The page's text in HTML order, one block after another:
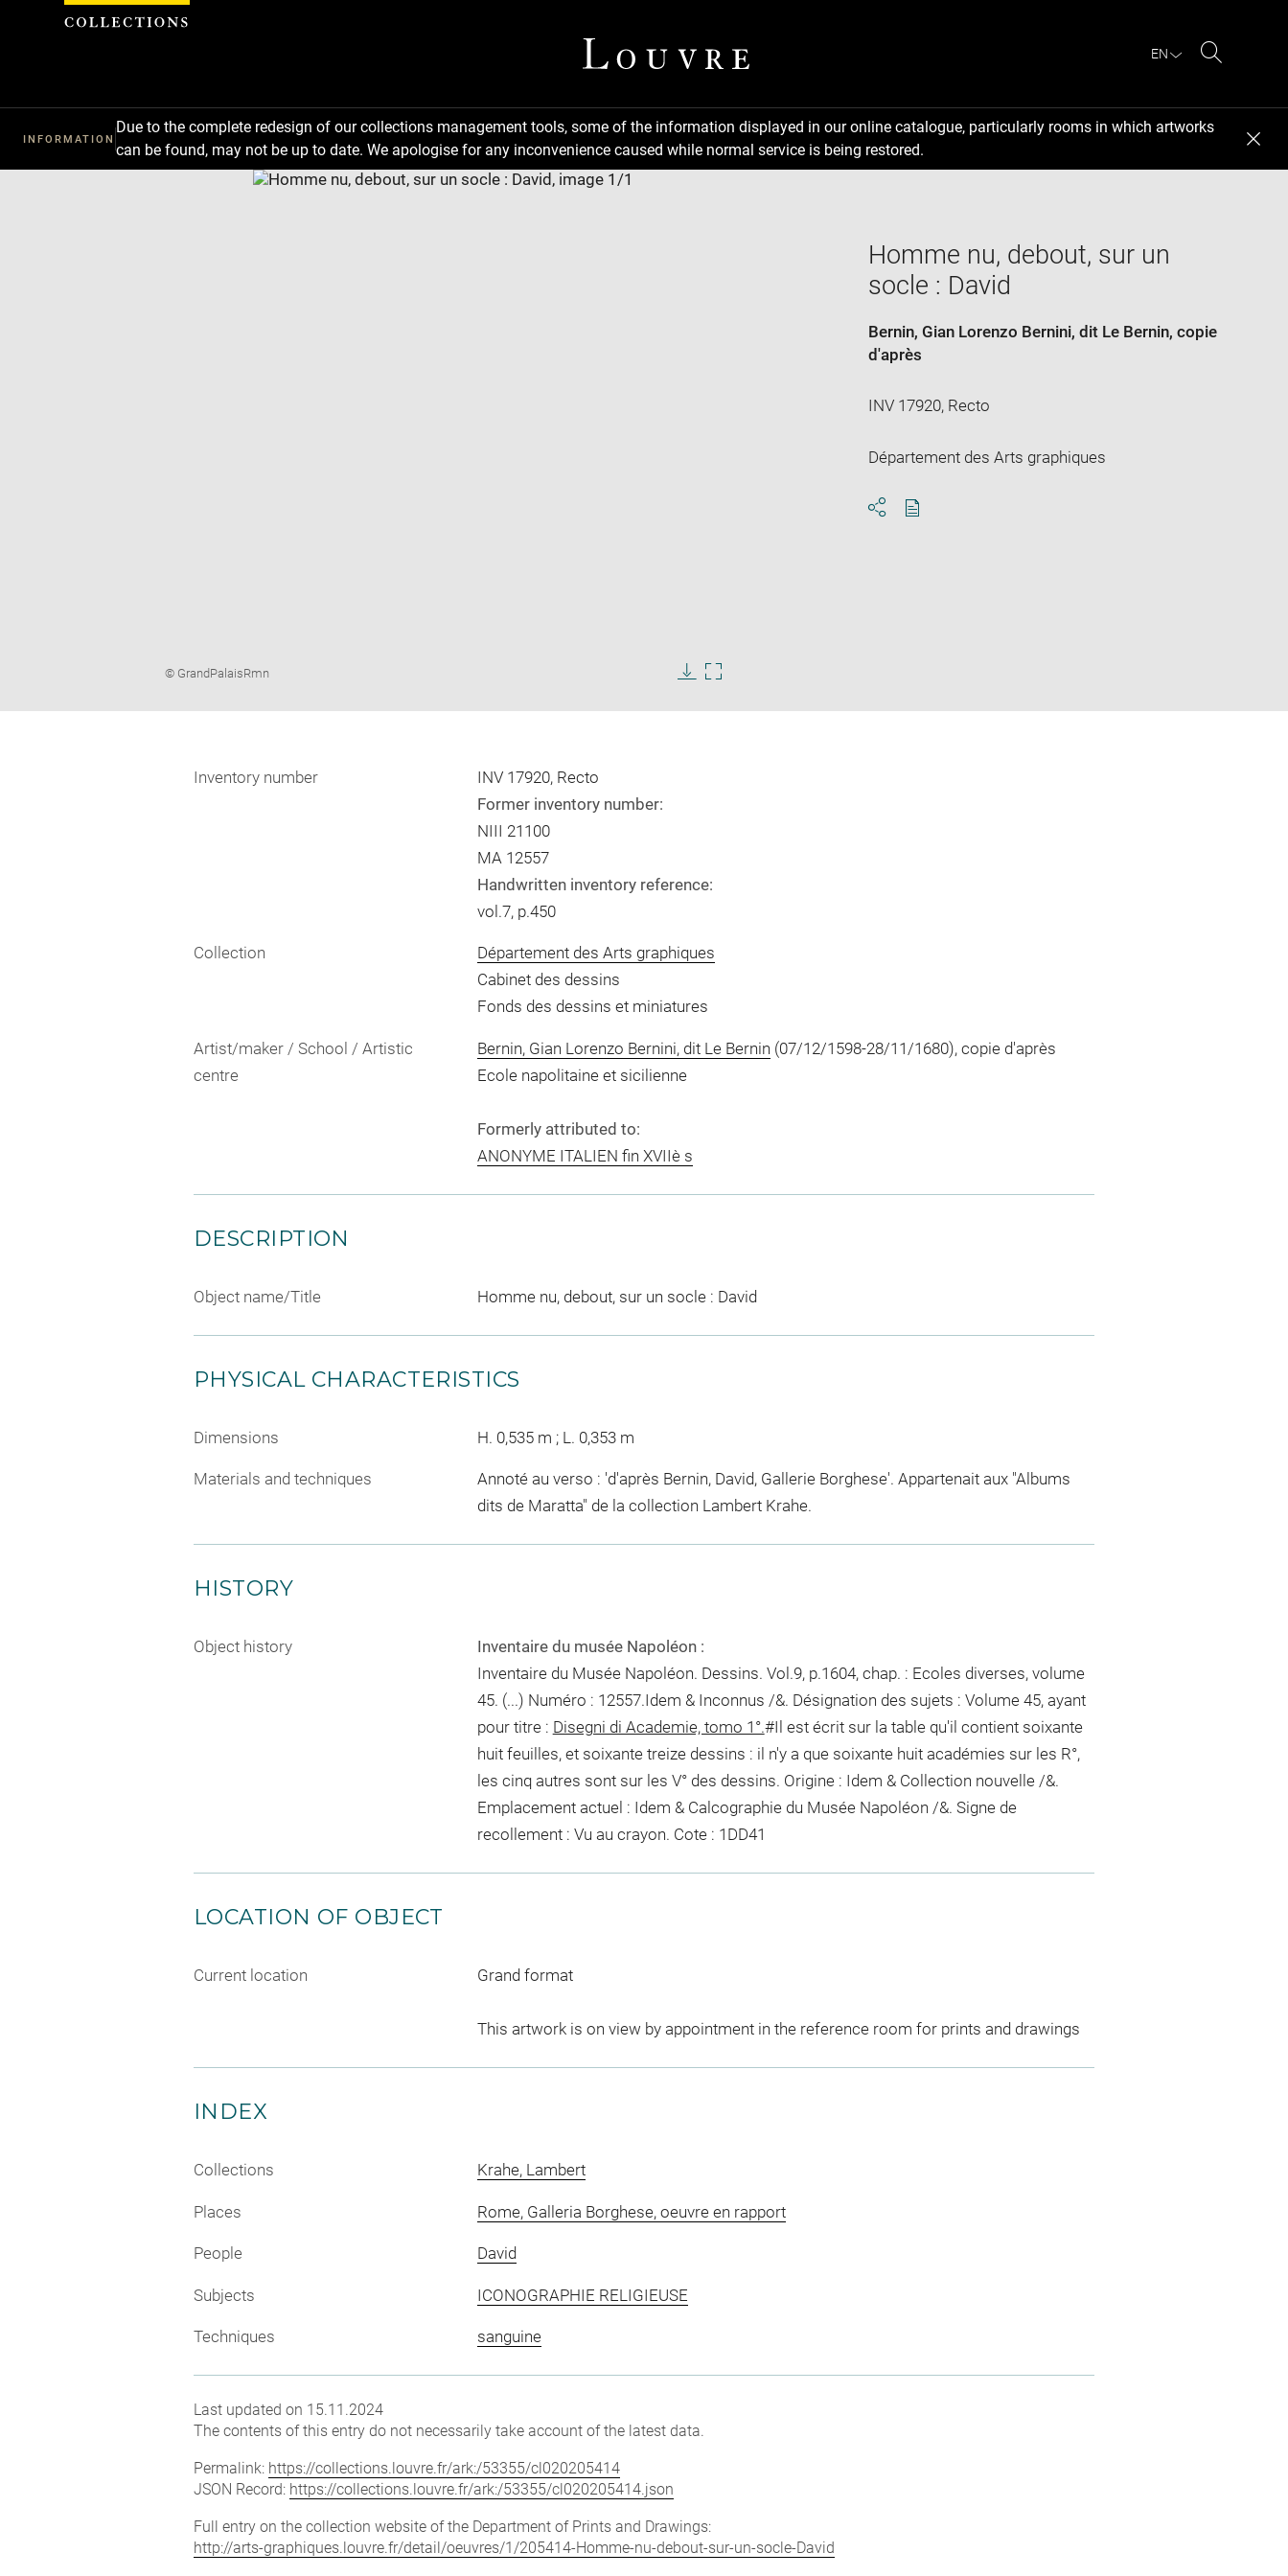
EN
INFORMATION
Due to the complete redesign of our collections management tools, some of the information displayed in our online catalogue, particularly rooms in which artworks
can be found, may not be up to date. We apologise for any inconvenience caused while normal service is being restored.
new
Image
© GrandPalaisRmn
imageimage
Homme nu, debout, sur un
socle : David
Bernin, Gian Lorenzo Bernini, dit Le Bernin, copie
d'après
INV 17920, Recto
Département des Arts graphiques
Inventory number
INV 17920, Recto
Former inventory number:
NIII 21100
MA 12557
Handwritten inventory reference:
vol.7, p.450
Collection
Département des Arts graphiques
Cabinet des dessins
Fonds des dessins et miniatures
Artist/maker / School / Artistic
centre
Bernin, Gian Lorenzo Bernini, dit Le Bernin (07/12/1598-28/11/1680), copie d'après
Ecole napolitaine et sicilienne
Formerly attributed to:
ANONYME ITALIEN fin XVIIè s
DESCRIPTION
Object name/Title Homme nu, debout, sur un socle : David
PHYSICAL CHARACTERISTICS
Dimensions H. 0,535 m ; L. 0,353 m
Materials and techniques
Annoté au verso : 'd'après Bernin, David, Gallerie Borghese'. Appartenait aux "Albums
dits de Maratta" de la collection Lambert Krahe.
HISTORY
Object history
Inventaire du musée Napoléon :
Inventaire du Musée Napoléon. Dessins. Vol.9, p.1604, chap. : Ecoles diverses, volume
45. (...) Numéro : 12557.Idem & Inconnus /&. Désignation des sujets : Volume 45, ayant
pour titre : Disegni di Academie, tomo 1°.#Il est écrit sur la table qu'il contient soixante
huit feuilles, et soixante treize dessins : il n'y a que soixante huit académies sur les R°,
les cinq autres sont sur les V° des dessins. Origine : Idem & Collection nouvelle /&.
Emplacement actuel : Idem & Calcographie du Musée Napoléon /&. Signe de
recollement : Vu au crayon. Cote : 1DD41
LOCATION OF OBJECT
Current location Grand format
This artwork is on view by appointment in the reference room for prints and drawings
INDEX
Collections Krahe, Lambert
Places Rome, Galleria Borghese, oeuvre en rapport
People David
Subjects ICONOGRAPHIE RELIGIEUSE
Techniques sanguine
Last updated on 15.11.2024
The contents of this entry do not necessarily take account of the latest data.
Permalink: https://collections.louvre.fr/ark:/53355/cl020205414
JSON Record: https://collections.louvre.fr/ark:/53355/cl020205414.json
Full entry on the collection website of the Department of Prints and Drawings:
http://arts-graphiques.louvre.fr/detail/oeuvres/1/205414-Homme-nu-debout-sur-un-socle-David
Cookies management panel